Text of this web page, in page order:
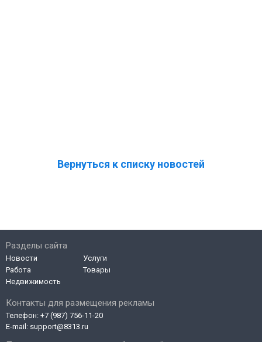
Вернуться к списку новостей
Контакты для размещения рекламы
Телефон: +7 (987) 756-11-20
E-mail: support@8313.ru
Разделы сайта
Новости
Работа
Недвижимость
Услуги
Товары